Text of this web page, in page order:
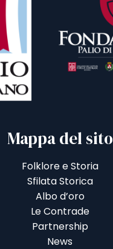
Mappa del sito
Folklore e Storia
Sfilata Storica
Albo d’oro
Le Contrade
Partnership
News